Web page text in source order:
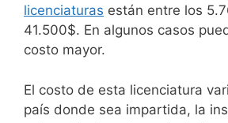
licenciaturas están entre los
41.500$. En algunos casos
costo mayor.
El costo de esta licenciatura
país donde sea impartida, la